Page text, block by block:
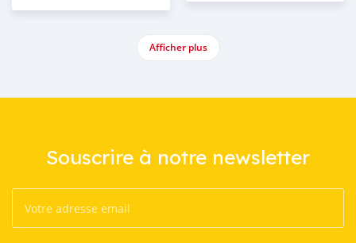
Afficher plus
Souscrire à notre newsletter